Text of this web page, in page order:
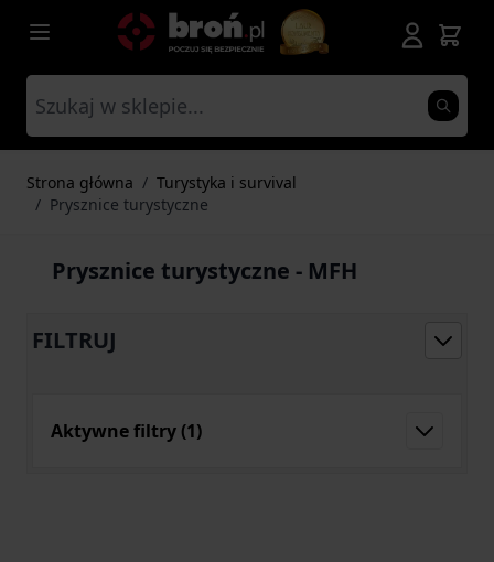
Przejdź do treści
Strona główna / Turystyka i survival
/ Prysznice turystyczne
Prysznice turystyczne - MFH
FILTRUJ
Aktywne filtry (1)